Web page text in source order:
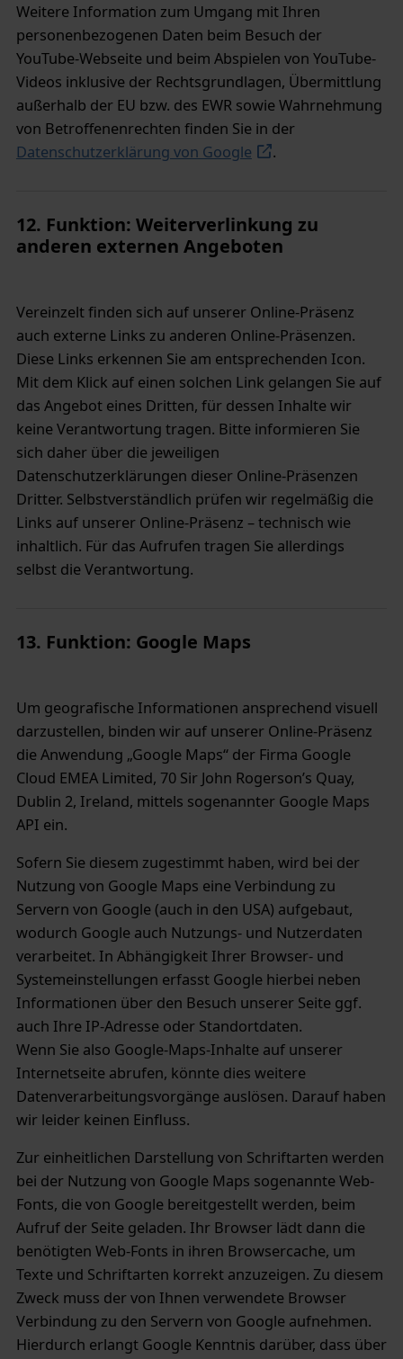
Weitere Information zum Umgang mit Ihren
personenbezogenen Daten beim Besuch der
YouTube-Webseite und beim Abspielen von YouTube-
Videos inklusive der Rechtsgrundlagen, Übermittlung
außerhalb der EU bzw. des EWR sowie Wahrnehmung
von Betroffenenrechten finden Sie in der
Datenschutzerklärung von Google
.
12. Funktion: Weiterverlinkung zu
anderen externen Angeboten
Vereinzelt finden sich auf unserer Online-Präsenz
auch externe Links zu anderen Online-Präsenzen.
Diese Links erkennen Sie am entsprechenden Icon.
Mit dem Klick auf einen solchen Link gelangen Sie auf
das Angebot eines Dritten, für dessen Inhalte wir
keine Verantwortung tragen. Bitte informieren Sie
sich daher über die jeweiligen
Datenschutzerklärungen dieser Online-Präsenzen
Dritter. Selbstverständlich prüfen wir regelmäßig die
Links auf unserer Online-Präsenz – technisch wie
inhaltlich. Für das Aufrufen tragen Sie allerdings
selbst die Verantwortung.
13. Funktion: Google Maps
Um geografische Informationen ansprechend visuell
darzustellen, binden wir auf unserer Online-Präsenz
die Anwendung „Google Maps“ der Firma Google
Cloud EMEA Limited, 70 Sir John Rogerson’s Quay,
Dublin 2, Ireland, mittels sogenannter Google Maps
API ein.
Sofern Sie diesem zugestimmt haben, wird bei der
Nutzung von Google Maps eine Verbindung zu
Servern von Google (auch in den USA) aufgebaut,
wodurch Google auch Nutzungs- und Nutzerdaten
verarbeitet. In Abhängigkeit Ihrer Browser- und
Systemeinstellungen erfasst Google hierbei neben
Informationen über den Besuch unserer Seite ggf.
auch Ihre IP-Adresse oder Standortdaten.
Wenn Sie also Google-Maps-Inhalte auf unserer
Internetseite abrufen, könnte dies weitere
Datenverarbeitungsvorgänge auslösen. Darauf haben
wir leider keinen Einfluss.
Zur einheitlichen Darstellung von Schriftarten werden
bei der Nutzung von Google Maps sogenannte Web-
Fonts, die von Google bereitgestellt werden, beim
Aufruf der Seite geladen. Ihr Browser lädt dann die
benötigten Web-Fonts in ihren Browsercache, um
Texte und Schriftarten korrekt anzuzeigen. Zu diesem
Zweck muss der von Ihnen verwendete Browser
Verbindung zu den Servern von Google aufnehmen.
Hierdurch erlangt Google Kenntnis darüber, dass über